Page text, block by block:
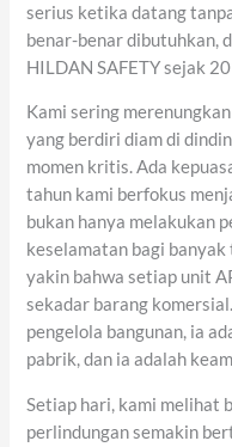
serius ketika datang
benar-benar dibutuhkan,
HILDAN SAFETY sejak
Kami sering
yang berdiri diam di
momen kritis. Ada
tahun kami berfokus
bukan hanya melakukan
keselamatan bagi
yakin bahwa setiap unit
sekadar barang
pengelola bangunan, ia
pabrik, dan ia adalah
Setiap hari, kami melihat
perlindungan semakin